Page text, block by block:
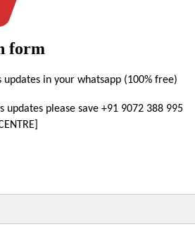
form
updates in your whatsapp (100% free)
updates please save +91 9072 388 995